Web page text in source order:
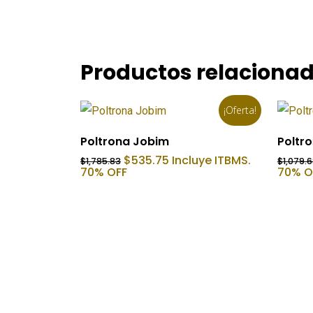
Productos
¡Oferta!
Añadir Al Carrito
Poltrona Jobim
$1,785.83 El
precio
$535.75 El
precio
Incluye ITBMS.
70% OFF
$
70%